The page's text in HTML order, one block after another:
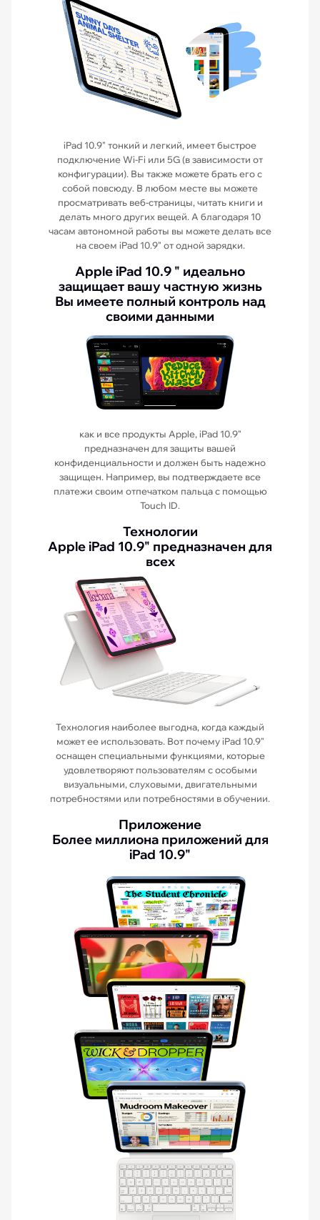
iPad 10.9" тонкий и легкий, имеет быстрое
подключение Wi-Fi или 5G (в зависимости от
конфигурации). Вы также можете брать его с
собой повсюду. В любом месте вы можете
просматривать веб-страницы, читать книги и
делать много других вещей. А благодаря 10
часам автономной работы вы можете делать все
на своем iPad 10.9" от одной зарядки.
Apple iPad 10.9 " идеально
защищает вашу частную жизнь
Вы имеете полный контроль над
своими данными
как и все продукты Apple, iPad 10.9"
предназначен для защиты вашей
конфиденциальности и должен быть надежно
защищен. Например, вы подтверждаете все
платежи своим отпечатком пальца с помощью
Touch ID.
Технологии
Apple iPad 10.9" предназначен для
всех
Технология наиболее выгодна, когда каждый
может ее использовать. Вот почему iPad 10.9"
оснащен специальными функциями, которые
удовлетворяют пользователям с особыми
визуальными, слуховыми, двигательными
потребностями или потребностями в обучении.
Приложение
Более миллиона приложений для
iPad 10.9"